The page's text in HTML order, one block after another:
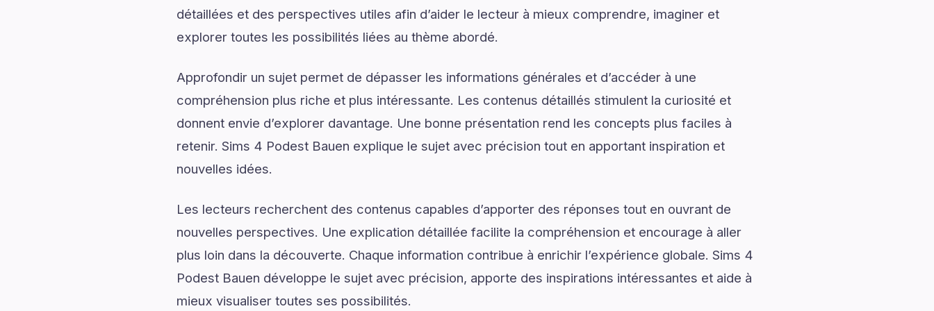
détaillées et des perspectives utiles afin d’aider le lecteur à mieux comprendre, imaginer et
explorer toutes les possibilités liées au thème abordé.
Approfondir un sujet permet de dépasser les informations générales et d’accéder à une
compréhension plus riche et plus intéressante. Les contenus détaillés stimulent la curiosité et
donnent envie d’explorer davantage. Une bonne présentation rend les concepts plus faciles à
retenir. Sims 4 Podest Bauen explique le sujet avec précision tout en apportant inspiration et
nouvelles idées.
Les lecteurs recherchent des contenus capables d’apporter des réponses tout en ouvrant de
nouvelles perspectives. Une explication détaillée facilite la compréhension et encourage à aller
plus loin dans la découverte. Chaque information contribue à enrichir l’expérience globale. Sims 4
Podest Bauen développe le sujet avec précision, apporte des inspirations intéressantes et aide à
mieux visualiser toutes ses possibilités.